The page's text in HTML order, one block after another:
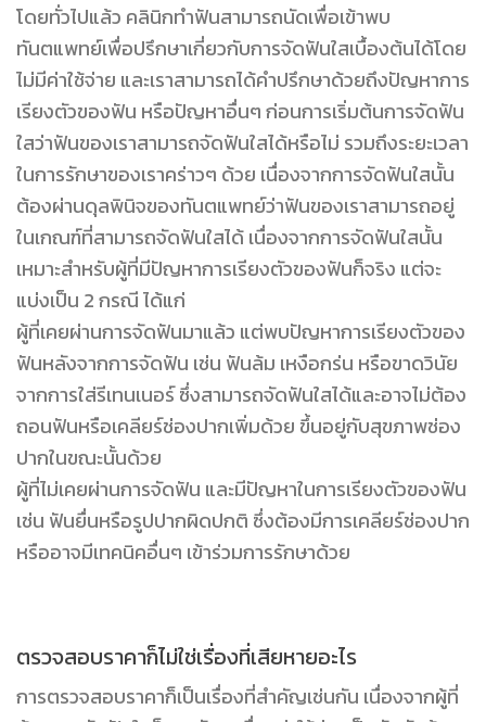
โดยทั่วไปแล้ว คลินิกทำฟันสามารถนัดเพื่อเข้าพบ
ทันตแพทย์เพื่อปรึกษาเกี่ยวกับการจัดฟันใสเบื้องต้นได้โดย
ไม่มีค่าใช้จ่าย และเราสามารถได้คำปรึกษาด้วยถึงปัญหาการ
เรียงตัวของฟัน หรือปัญหาอื่นๆ ก่อนการเริ่มต้นการจัดฟัน
ใสว่าฟันของเราสามารถจัดฟันใสได้หรือไม่ รวมถึงระยะเวลา
ในการรักษาของเราคร่าวๆ ด้วย เนื่องจากการจัดฟันใสนั้น
ต้องผ่านดุลพินิจของทันตแพทย์ว่าฟันของเราสามารถอยู่
ในเกณฑ์ที่สามารถจัดฟันใสได้ เนื่องจากการจัดฟันใสนั้น
เหมาะสำหรับผู้ที่มีปัญหาการเรียงตัวของฟันก็จริง แต่จะ
แบ่งเป็น 2 กรณี ได้แก่
ผู้ที่เคยผ่านการจัดฟันมาแล้ว แต่พบปัญหาการเรียงตัวของ
ฟันหลังจากการจัดฟัน เช่น ฟันล้ม เหงือกร่น หรือขาดวินัย
จากการใส่รีเทนเนอร์ ซึ่งสามารถจัดฟันใสได้และอาจไม่ต้อง
ถอนฟันหรือเคลียร์ช่องปากเพิ่มด้วย ขึ้นอยู่กับสุขภาพช่อง
ปากในขณะนั้นด้วย
ผู้ที่ไม่เคยผ่านการจัดฟัน และมีปัญหาในการเรียงตัวของฟัน
เช่น ฟันยื่นหรือรูปปากผิดปกติ ซึ่งต้องมีการเคลียร์ช่องปาก
หรืออาจมีเทคนิคอื่นๆ เข้าร่วมการรักษาด้วย
ตรวจสอบราคาก็ไม่ใช่เรื่องที่เสียหายอะไร
การตรวจสอบราคาก็เป็นเรื่องที่สำคัญเช่นกัน เนื่องจากผู้ที่